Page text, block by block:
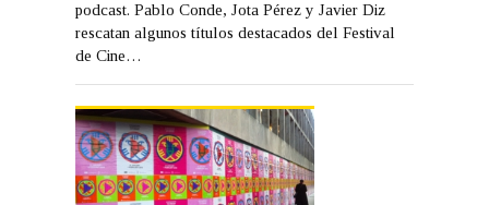
podcast. Pablo Conde, Jota Pérez y Javier Diz
rescatan algunos títulos destacados del Festival
de Cine…